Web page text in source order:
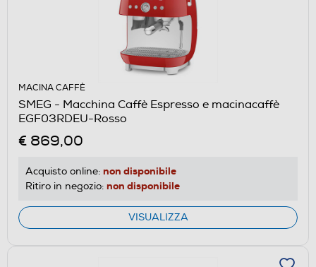
MACINA CAFFÈ
SMEG - Macchina Caffè Espresso e macinacaffè
EGF03RDEU-Rosso
€ 869,00
Acquisto online: non disponibile
Ritiro in negozio: non disponibile
VISUALIZZA